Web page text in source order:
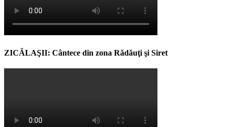
ZICĂLAŞII: Cântece din zona Rădăuţi şi Siret